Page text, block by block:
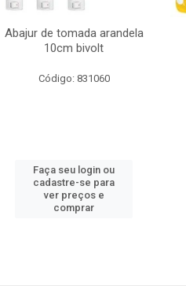
Abajur de tomada arandela
10cm bivolt
Código: 831060
Faça seu login ou
cadastre-se para
ver preços e
comprar